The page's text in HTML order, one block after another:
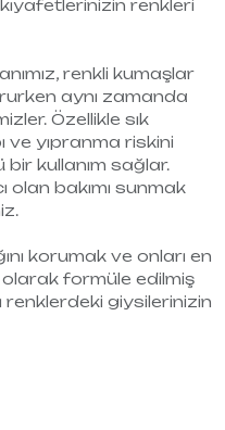
renkleri
renkli kumaşlar
aynı zamanda
Özellikle sık
ve yıpranma riskini
kullanım sağlar.
olan bakımı sunmak
korumak ve onları en
formüle edilmiş
renklerdeki giysilerinizin